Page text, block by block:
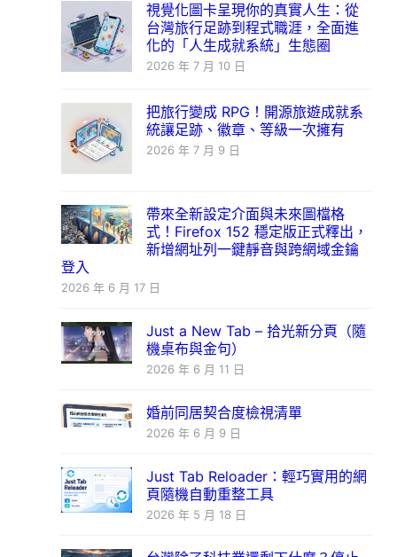
視覺化圖卡呈現你的真實人生：從
台灣旅行足跡到程式職涯，全面進
化的「人生成就系統」生態圈
2026 年 7 月 10 日
把旅行變成 RPG！開源旅遊成就系
統讓足跡、徽章、等級一次擁有
2026 年 7 月 9 日
帶來全新設定介面與未來圖檔格
式！Firefox 152 穩定版正式釋出，
新增網址列一鍵靜音與跨網域金鑰
登入
2026 年 6 月 17 日
Just a New Tab – 拾光新分頁（隨
機桌布與金句）
2026 年 6 月 11 日
婚前同居契合度檢視清單
2026 年 6 月 9 日
Just Tab Reloader：輕巧實用的網
頁隨機自動重整工具
2026 年 5 月 18 日